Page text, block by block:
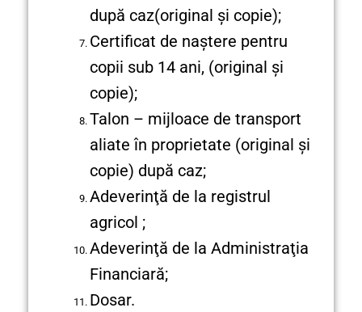
după caz(original şi copie);
Certificat de naştere pentru
copii sub 14 ani, (original şi
copie);
Talon – mijloace de transport
aliate în proprietate (original şi
copie) după caz;
Adeverinţă de la registrul
agricol ;
Adeverinţă de la Administraţia
Financiară;
Dosar.